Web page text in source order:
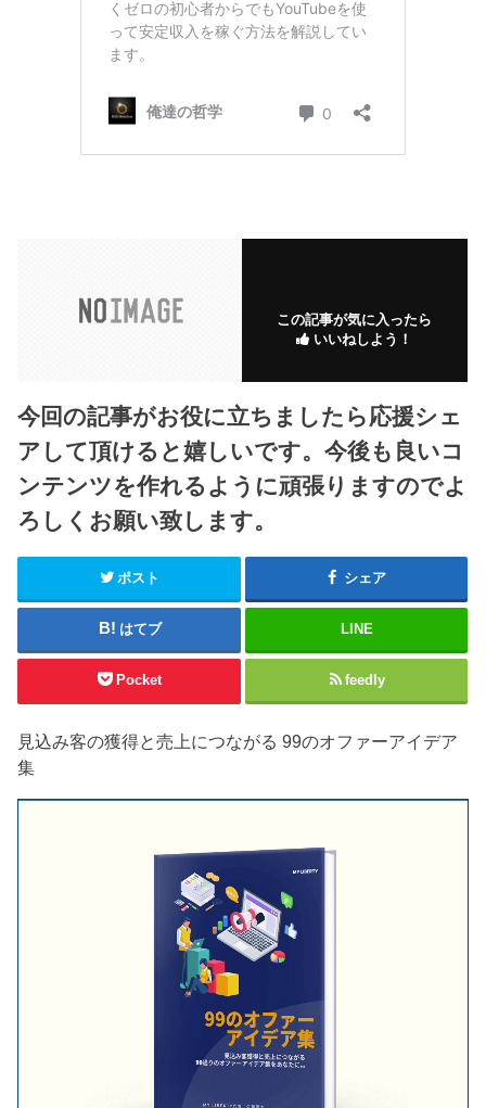
この記事が気に入ったら
いいねしよう！
今回の記事がお役に立ちましたら応援シェ
アして頂けると嬉しいです。今後も良いコ
ンテンツを作れるように頑張りますのでよ
ろしくお願い致します。
ポスト シェア
はてブ LINE
Pocket feedly
見込み客の獲得と売上につながる 99のオファーアイデア
集